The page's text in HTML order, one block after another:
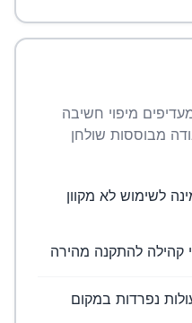
מיפוי חשיבה
מבוססות שולחן
לשימוש לא מקוון
קהילה להתקנה מהירה
נפרדות במקום